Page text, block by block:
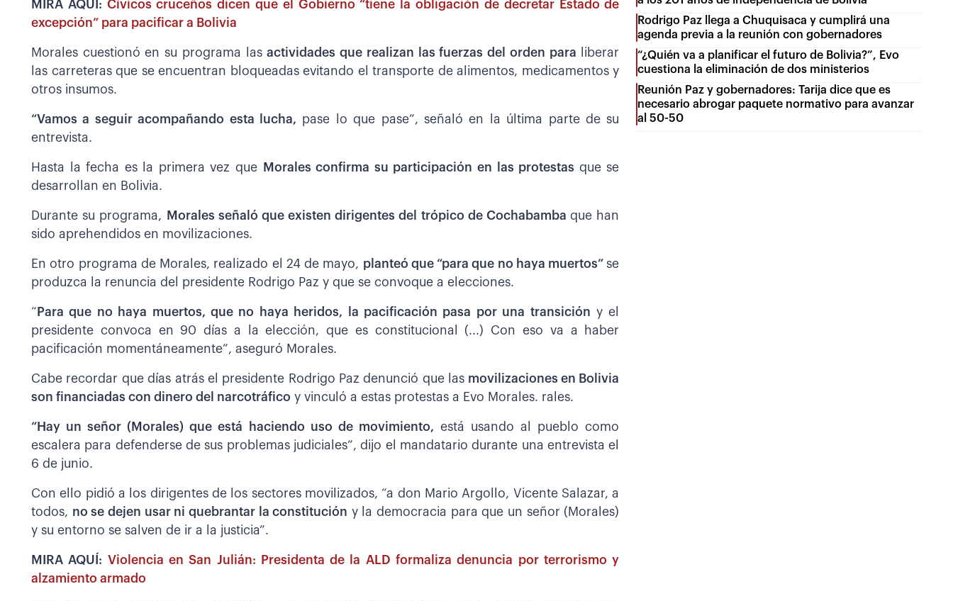
MIRA AQUÍ: Cívicos cruceños dicen que el Gobierno “tiene la obligación de decretar Estado de
excepción” para pacificar a Bolivia
Morales cuestionó en su programa lasactividades que realizan las fuerzas del orden para liberar
las carreteras que se encuentran bloqueadas evitando el transporte de alimentos, medicamentos y
otros insumos.
“Vamos a seguir acompañando esta lucha, pase lo que pase”, señaló en la última parte de su
entrevista.
Hasta la fecha es la primera vez que Morales confirma su participación en las protestas que se
desarrollan en Bolivia.
Durante su programa, Morales señaló que existen dirigentes del trópico de Cochabambaque han
sido aprehendidos en movilizaciones.
En otro programa de Morales, realizado el 24 de mayo, planteó que “para que no haya muertos”se
produzca la renuncia del presidente Rodrigo Paz y que se convoque a elecciones.
“ Para que no haya muertos, que no haya heridos, la pacificación pasa por una transición y el
presidente convoca en 90 días a la elección, que es constitucional (...) Con eso va a haber
pacificación momentáneamente”, aseguró Morales.
Cabe recordar que días atrás el presidente Rodrigo Paz denunció que las movilizaciones en Bolivia
son financiadas con dinero del narcotráfico y vinculó a estas protestas a Evo Morales. rales.
“Hay un señor (Morales) que está haciendo uso de movimiento, está usando al pueblo como
escalera para defenderse de sus problemas judiciales”, dijo el mandatario durante una entrevista el
6 de junio.
Con ello pidió a los dirigentes de los sectores movilizados, “a don Mario Argollo, Vicente Salazar, a
todos, no se dejen usar ni quebrantar la constitución y la democracia para que un señor (Morales)
y su entorno se salven de ir a la justicia”.
MIRA AQUÍ: Violencia en San Julián: Presidenta de la ALD formaliza denuncia por terrorismo y
alzamiento armado
Rodrigo Paz llega a Chuquisaca y cumplirá una
agenda previa a la reunión con gobernadores
“¿Quién va a planificar el futuro de Bolivia?”, Evo
cuestiona la eliminación de dos ministerios
Reunión Paz y gobernadores: Tarija dice que es
necesario abrogar paquete normativo para avanzar
al 50-50